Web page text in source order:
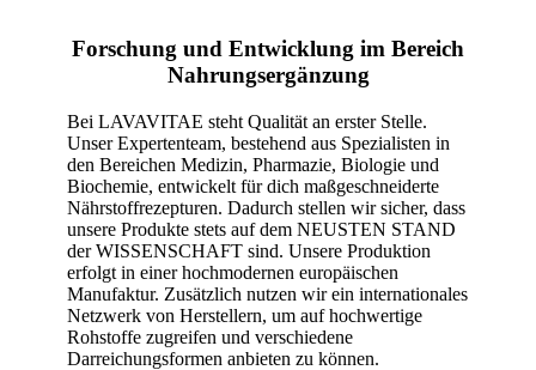
Forschung und Entwicklung im Bereich
Nahrungsergänzung
Bei LAVAVITAE steht Qualität an erster Stelle.
Unser Expertenteam, bestehend aus Spezialisten in
den Bereichen Medizin, Pharmazie, Biologie und
Biochemie, entwickelt für dich maßgeschneiderte
Nährstoffrezepturen. Dadurch stellen wir sicher, dass
unsere Produkte stets auf dem NEUSTEN STAND
der WISSENSCHAFT sind. Unsere Produktion
erfolgt in einer hochmodernen europäischen
Manufaktur. Zusätzlich nutzen wir ein internationales
Netzwerk von Herstellern, um auf hochwertige
Rohstoffe zugreifen und verschiedene
Darreichungsformen anbieten zu können.